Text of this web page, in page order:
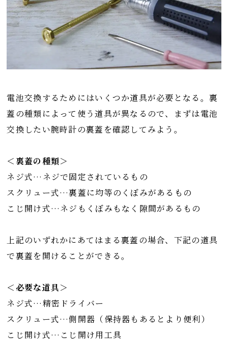
電池交換するためにはいくつか道具が必要となる。裏
蓋の種類によって使う道具が異なるので、まずは電池
交換したい腕時計の裏蓋を確認してみよう。
＜裏蓋の種類＞
ネジ式…ネジで固定されているもの
スクリュー式…裏蓋に均等のくぼみがあるもの
こじ開け式…ネジもくぼみもなく隙間があるもの
上記のいずれかにあてはまる裏蓋の場合、下記の道具
で裏蓋を開けることができる。
＜必要な道具＞
ネジ式…精密ドライバー
スクリュー式…側開器（保持器もあるとより便利）
こじ開け式…こじ開け用工具